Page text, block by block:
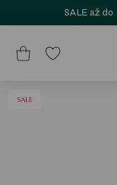
SALE až do
SALE